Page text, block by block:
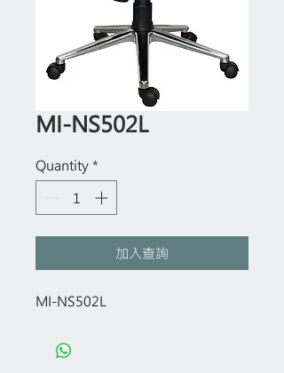
MI-NS502L
Quantity *
加入查詢
MI-NS502L